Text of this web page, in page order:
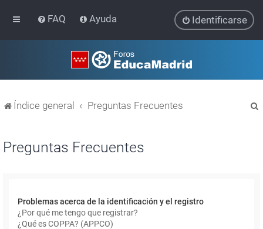
FAQ Ayuda Identificarse
Índice general Preguntas Frecuentes
Preguntas Frecuentes
Problemas acerca de la identificación y el registro
¿Por qué me tengo que registrar?
¿Qué es COPPA? (APPCO)